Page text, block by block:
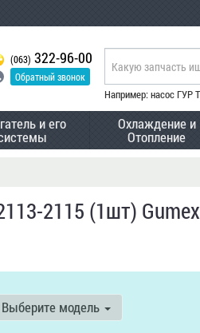
(063) 322-96-00
Обратный звонок
Например: насос ГУР
и его Охлаждение и
Отопление
2115 (1шт)
Выберите модель